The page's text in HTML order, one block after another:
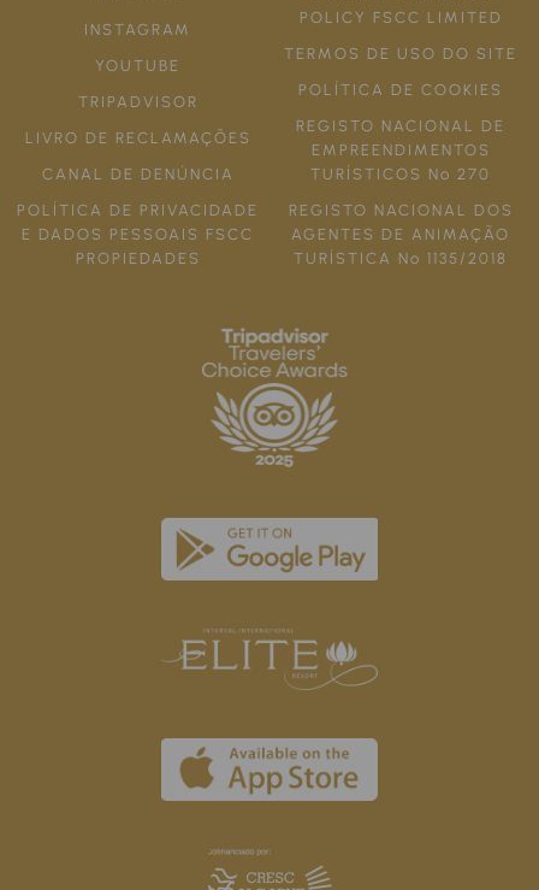
INSTAGRAM
YOUTUBE
TRIPADVISOR
LIVRO DE RECLAMAÇÕES
CANAL DE DENÚNCIA
POLÍTICA DE PRIVACIDADE
E DADOS PESSOAIS FSCC
PROPIEDADES
POLICY FSCC LIMITED
TERMOS DE USO DO SITE
POLÍTICA DE COOKIES
REGISTO NACIONAL DE
EMPREENDIMENTOS
TURÍSTICOS Nº 270
REGISTO NACIONAL DOS
AGENTES DE ANIMAÇÃO
TURÍSTICA Nº 1135/2018